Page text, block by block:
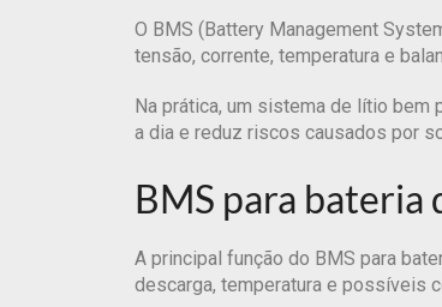
O BMS (Battery Management
tensão, corrente, temperatura e
Na prática, um sistema de lítio bem
a dia e reduz riscos causados por
BMS para bateria
A principal função do BMS para
descarga, temperatura e possíveis